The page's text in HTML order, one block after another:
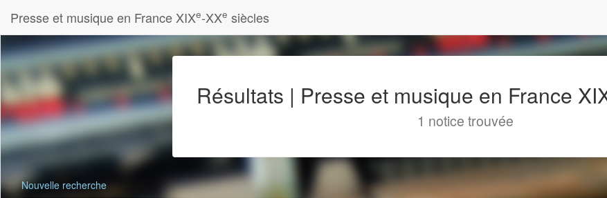
Presse et musique en France XIXe-XXe siècles
Résultats | Presse et musique en France
1 notice trouvée
Nouvelle recherche